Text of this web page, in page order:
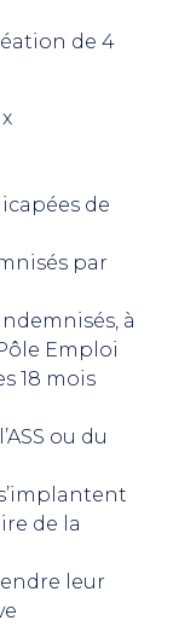
de 4
de
par
à
Emploi
18 mois
ou du
de la
leur